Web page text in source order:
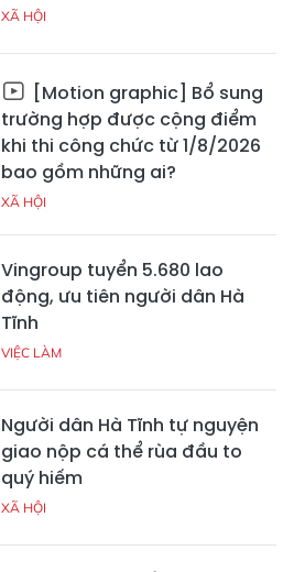
XÃ HỘI
[Motion graphic] Bổ sung
trường hợp được cộng điểm
khi thi công chức từ 1/8/2026
bao gồm những ai?
XÃ HỘI
Vingroup tuyển 5.680 lao
động, ưu tiên người dân Hà
Tĩnh
VIỆC LÀM
Người dân Hà Tĩnh tự nguyện
giao nộp cá thể rùa đầu to
quý hiếm
XÃ HỘI